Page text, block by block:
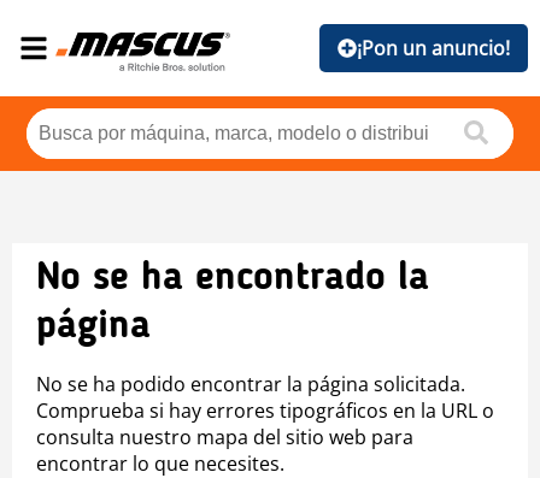
¡Pon un anuncio!
No se ha encontrado la
página
No se ha podido encontrar la página solicitada.
Comprueba si hay errores tipográficos en la URL o
consulta nuestro mapa del sitio web para
encontrar lo que necesites.